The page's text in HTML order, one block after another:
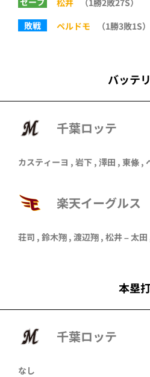
敗戦
ペルドモ （1勝3敗1S）
バッテ
千葉ロッテ
カスティーヨ , 岩下 , 澤田 , 東條 ,
楽天イーグルス
荘司 , 鈴木翔 , 渡辺翔 , 松井–太田
本塁
千葉ロッテ
なし